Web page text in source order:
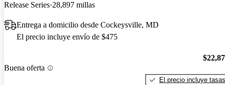
Release Series 28,897 millas
Entrega a domicilio desde Cockeysville, MD
El precio incluye envío de $475
Buena oferta
El precio incluye tasas